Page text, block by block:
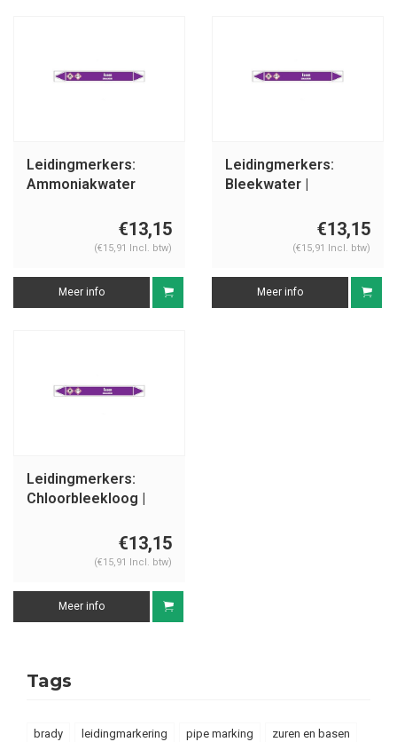
Leidingmerkers:
Ammoniakwater
€13,15
(€15,91 Incl. btw)
Meer info
Leidingmerkers:
Bleekwater |
€13,15
(€15,91 Incl. btw)
Meer info
Leidingmerkers:
Chloorbleekloog |
€13,15
(€15,91 Incl. btw)
Meer info
Tags
brady leidingmarkering pipe marking zuren en basen